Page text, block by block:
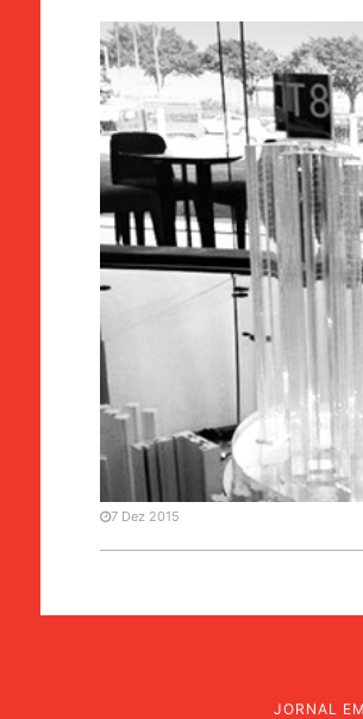
MANCHETE
Pearl Horizon |
terreno à
7 Dez 2015
JORNAL